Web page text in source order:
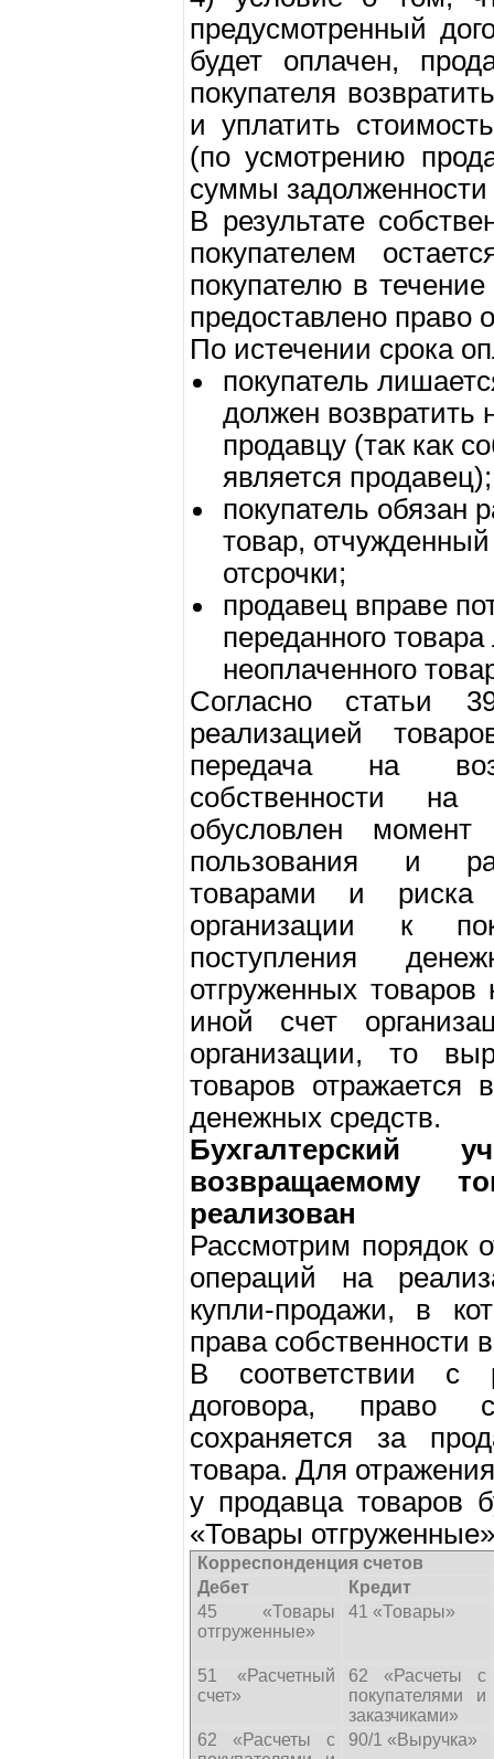
предусмотренный
будет оплачен,
покупателя
и уплатить
(по усмотрению
суммы задолженности
В результате
покупателем
покупателю в
предоставлено право
По истечении срока
покупатель
должен возвратить
продавцу (так как
является продавец);
покупатель обязан
товар,
отсрочки;
продавец вправе
переданного
неоплаченного
Согласно статьи
реализацией
передача на
собственности
обусловлен
пользования и
товарами и
организации к
поступления
отгруженных
иной счет
организации, то
товаров отражается
денежных средств.
возвращаемому
реализован
Рассмотрим порядок
операций на
купли-продажи, в
права собственности
В соответствии с
договора, право
сохраняется за
товара. Для
у продавца товаров
«Товары
Корреспонденция счетов
Дебет
Кредит
45 «Товары
отгруженные»
41 «Товары»
51 «Расчетный
счет»
62 «Расчеты с
покупателями и
заказчиками»
62 «Расчеты с
90/1 «Выручка»